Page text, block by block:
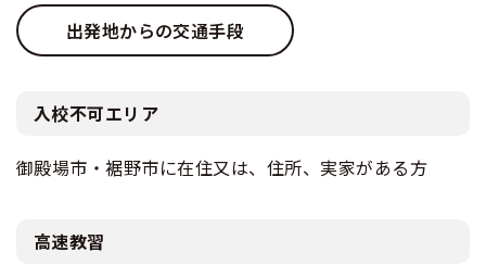
出発地からの交通手段
入校不可エリア
御殿場市・裾野市に在住又は、住所、実家がある方
高速教習